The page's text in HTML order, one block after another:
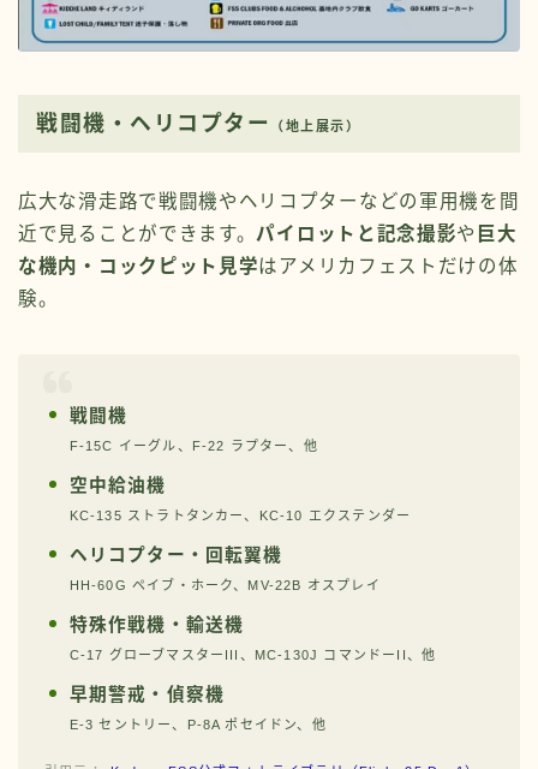
戦闘機・ヘリコプター （地上展示）
広大な滑走路で戦闘機やヘリコプターなどの軍用機を間
近で見ることができます。 パイロットと記念撮影や 巨大
な機内・コックピット見学はアメリカフェストだけの体
験。
戦闘機
F-15C イーグル、F-22 ラプター、他
空中給油機
KC-135 ストラトタンカー、KC-10 エクステンダー
ヘリコプター・回転翼機
HH-60G ペイブ・ホーク、MV-22B オスプレイ
特殊作戦機・輸送機
C-17 グローブマスターIII、MC-130J コマンドーII、他
早期警戒・偵察機
E-3 セントリー、P-8A ポセイドン、他